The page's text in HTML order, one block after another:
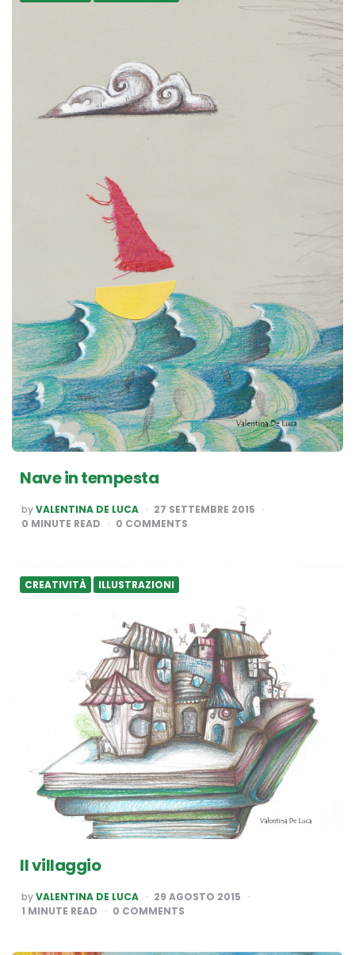
Nave in tempesta
POSTED
BY
byVALENTINA DE LUCA
27 SETTEMBRE 2015
0 MINUTE READ 0 COMMENTS
CREATIVITÀ ILLUSTRAZIONI
Il villaggio
POSTED
BY
byVALENTINA DE LUCA
29 AGOSTO 2015
1 MINUTE READ 0 COMMENTS